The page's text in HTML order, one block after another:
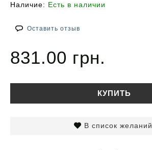
Наличие: Есть в наличии
Оставить отзыв
831.00 грн.
КУПИТЬ
В список желаний